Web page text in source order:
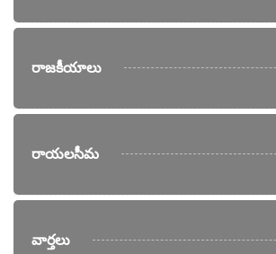
రాజకీయాలు
రాయలసీమ
వార్తలు